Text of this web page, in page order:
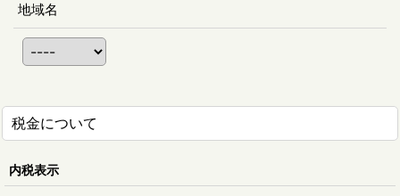
地域名
税金について
内税表示